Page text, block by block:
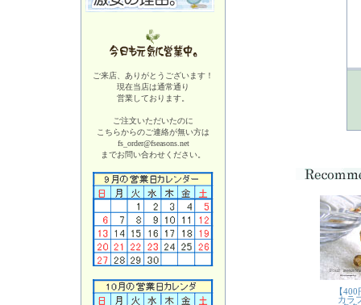
ご来店、ありがとうございます！
現在当店は通常通り
営業しております。
ご注文いただいたのに
こちらからのご連絡が無い方は
fs_order@fseasons.net
までお問い合わせください。